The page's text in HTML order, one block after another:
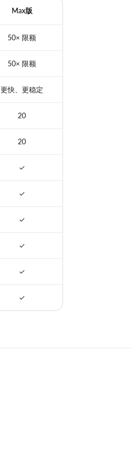
Max版
50× 限额
50× 限额
更快、更稳定
20
20
✓
✓
✓
✓
✓
✓